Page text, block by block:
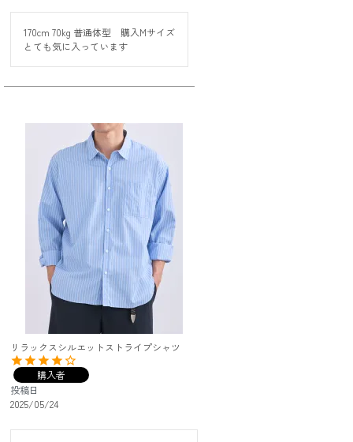
170cm 70kg 普通体型　購入Mサイズ
とても気に入っています
リラックスシルエットストライプシャツ
購入者
投稿日
2025/05/24